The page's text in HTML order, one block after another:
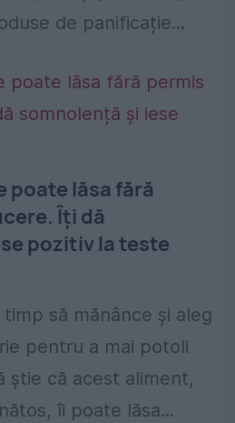
de panificație...
poate lăsa fără
Îţi dă
pozitiv la teste
să mănânce şi aleg
pentru a mai potoli
ştie că acest aliment,
îi poate lăsa...